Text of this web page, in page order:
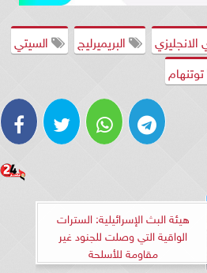
الانجليزي البريميرليج
السيتي
توتنهام
هيئة البث الإسرائيلية: السترات
الواقية التي وصلت للجنود غير
مقاومة للأسلحة